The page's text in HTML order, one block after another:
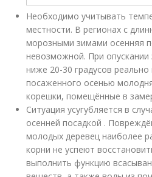
Необходимо учитывать
местности. В регионах с
морозными зимами осенняя
невозможной. При
ниже 20-30 градусов
посаженного осенью
корешки, помещённые в
Ситуация усугубляется в
осенней посадкой .
молодых деревец наиболее
корни не успеют
выполнить функцию